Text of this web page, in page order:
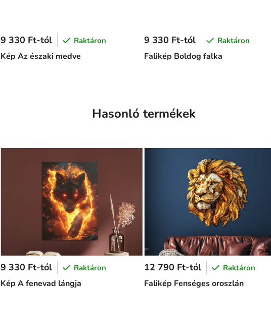
Kép Az északi medve
9 330 Ft-tól Raktáron
Falikép Boldog falka
9 330 Ft-tól Raktáron
Hasonló termékek
Kép A fenevad lángja
9 330 Ft-tól Raktáron
Falikép Fenséges oroszlán
12 790 Ft-tól Raktáron